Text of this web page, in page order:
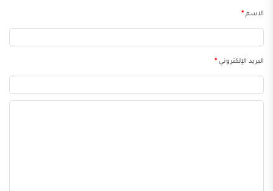
الاسم*
البريد الإلكتروني*